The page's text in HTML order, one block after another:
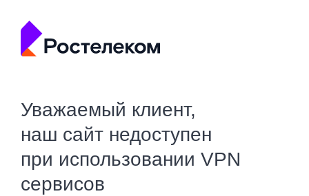
Уважаемый клиент,
наш сайт недоступен
при использовании VPN
сервисов